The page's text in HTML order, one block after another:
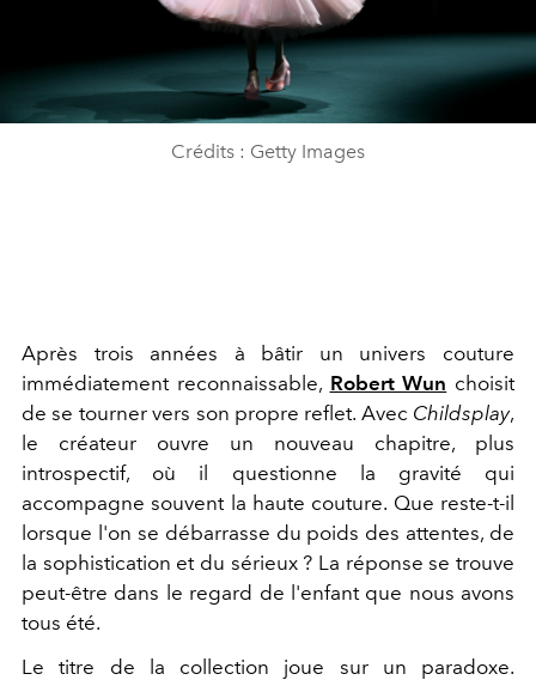
Crédits : Getty Images
Après trois années à bâtir un univers couture
immédiatement reconnaissable, Robert Wun choisit
de se tourner vers son propre reflet. Avec Childsplay,
le créateur ouvre un nouveau chapitre, plus
introspectif, où il questionne la gravité qui
accompagne souvent la haute couture. Que reste-t-il
lorsque l'on se débarrasse du poids des attentes, de
la sophistication et du sérieux ? La réponse se trouve
peut-être dans le regard de l'enfant que nous avons
tous été.
Le titre de la collection joue sur un paradoxe.